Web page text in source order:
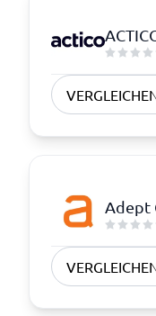
Adept